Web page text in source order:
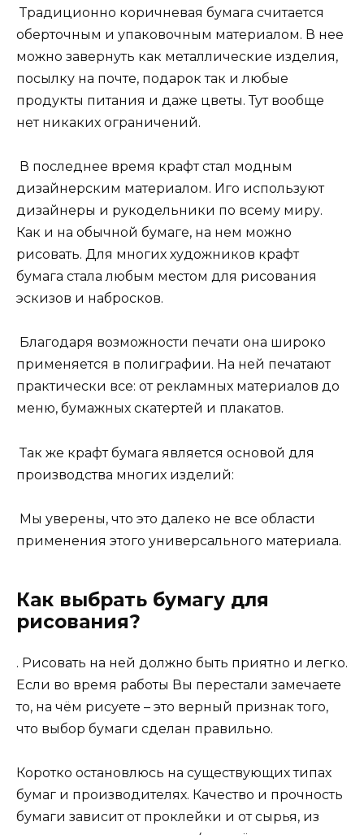
Традиционно коричневая бумага считается
оберточным и упаковочным материалом. В нее
можно завернуть как металлические изделия,
посылку на почте, подарок так и любые
продукты питания и даже цветы. Тут вообще
нет никаких ограничений.
В последнее время крафт стал модным
дизайнерским материалом. Иго используют
дизайнеры и рукодельники по всему миру.
Как и на обычной бумаге, на нем можно
рисовать. Для многих художников крафт
бумага стала любым местом для рисования
эскизов и набросков.
Благодаря возможности печати она широко
применяется в полиграфии. На ней печатают
практически все: от рекламных материалов до
меню, бумажных скатертей и плакатов.
Так же крафт бумага является основой для
производства многих изделий:
Мы уверены, что это далеко не все области
применения этого универсального материала.
Как выбрать бумагу для
рисования?
. Рисовать на ней должно быть приятно и легко.
Если во время работы Вы перестали замечаете
то, на чём рисуете – это верный признак того,
что выбор бумаги сделан правильно.
Коротко остановлюсь на существующих типах
бумаг и производителях. Качество и прочность
бумаги зависит от проклейки и от сырья, из